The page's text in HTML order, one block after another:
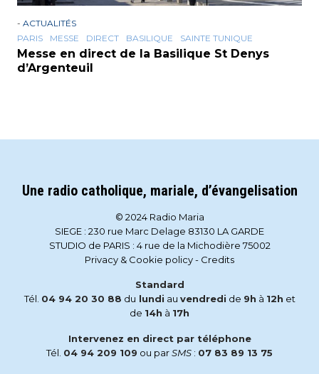
- ACTUALITÉS
PARIS
MESSE DIRECT BASILIQUE SAINTE TUNIQUE
Messe en direct de la Basilique St Denys
d’Argenteuil
Une radio catholique, mariale, d’évangelisation
© 2024 Radio Maria
SIEGE : 230 rue Marc Delage 83130 LA GARDE
STUDIO de PARIS : 4 rue de la Michodière 75002
Privacy & Cookie policy- Credits
Standard
Tél. 04 94 20 30 88 du lundi au vendredi de 9h à 12h et
de 14h à 17h
Intervenez en direct par téléphone
Tél. 04 94 209 109 ou parSMS : 07 83 89 13 75